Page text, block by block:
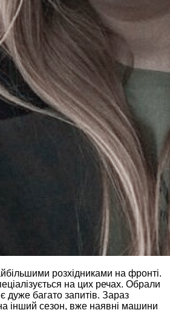
розхідниками на фронті.
на цих речах. Обрали
дуже багато запитів. Зараз
інший сезон, вже наявні машини